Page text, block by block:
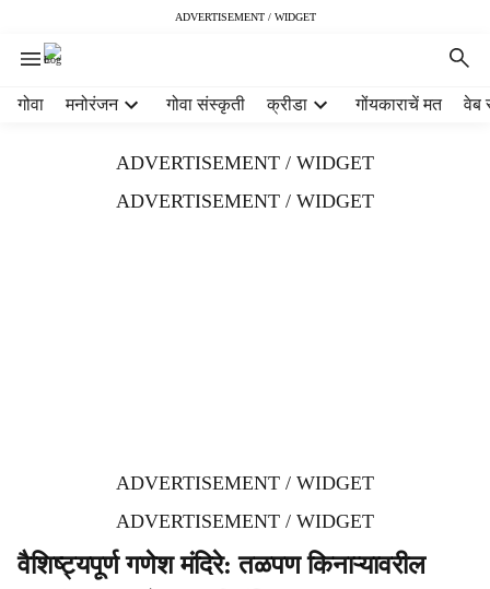
ADVERTISEMENT / WIDGET
गोवा मनोरंजन गोवा संस्कृती क्रीडा गोंयकाराचें मत वेब
ADVERTISEMENT / WIDGET
ADVERTISEMENT / WIDGET
ADVERTISEMENT / WIDGET
ADVERTISEMENT / WIDGET
वैशिष्ट्यपूर्ण गणेश मंदिरे: तळपण किनाऱ्यावरील